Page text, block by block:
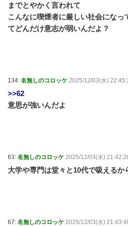
までとやかく言われて
こんなに喫煙者に厳しい社会になっ
てどんだけ意志が弱いんだよ？
134: 名無しのコロッケ 2025/12/03(水)
>>62
意思が強いんだよ
63: 名無しのコロッケ 2025/12/03(水)
大学や専門は堂々と10代で吸えるか
67: 名無しのコロッケ 2025/12/03(水)